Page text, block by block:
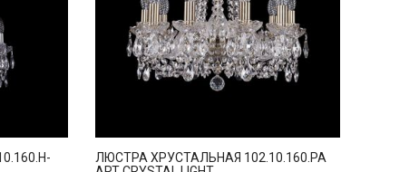
ЛЮСТРА ХРУСТАЛЬНАЯ 102.10.160.PA